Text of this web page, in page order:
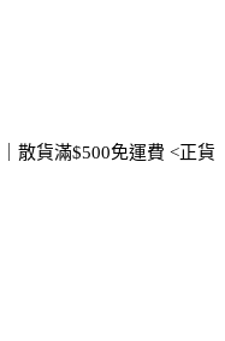
散​貨滿$500免運費 <正貨